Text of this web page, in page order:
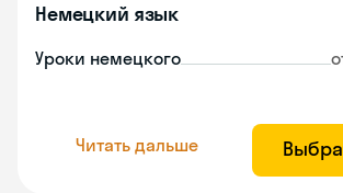
Немецкий язык
Уроки немецкого
Читать дальше